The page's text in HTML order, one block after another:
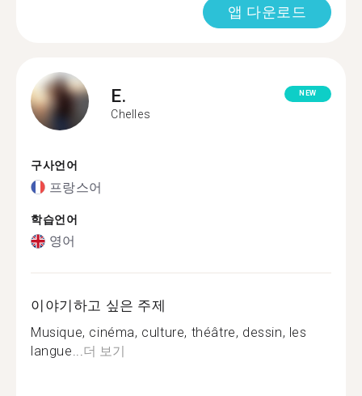
앱 다운로드
E.
Chelles
NEW
구사언어
프랑스어
학습언어
영어
이야기하고 싶은 주제
Musique, cinéma, culture, théâtre, dessin, les
langue...더 보기